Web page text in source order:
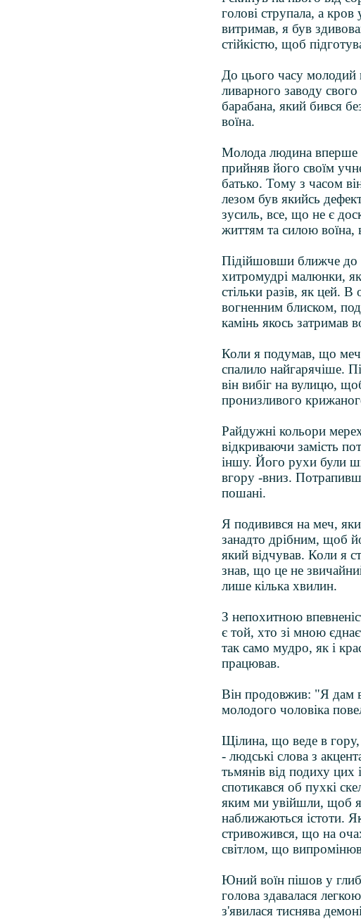
голові струпала, а
витримав, я був
стійкістю, щоб
До цього часу молодий
ливарного заводу
барабана, який бився
воїна.
Молода людина вперше
прийняв його своїм
батько. Тому з часом
лезом був якийсь
зусиль, все, що не є
життям та силою воїна,
Підійшовши ближче до
хитромудрі малюнки,
стільки разів, як цей.
вогненним блиском,
камінь якось затримав
Коли я подумав, що меч
спалило найгарячіше.
він вибіг на вулицю,
пронизливого
Райдужні кольори
відкриваючи замість
іншу. Його рухи були
вгору -вниз.
пошані.
Я подивився на меч,
занадто дрібним, щоб
який відчував. Коли я
знав, що це не
лише кілька хвилин.
З непохитною
є той, хто зі мною
так само мудро, як і
працював.
Він продовжив: "Я дам
молодого чоловіка
Щілина, що веде в гору,
- людські слова з
тьмянів від подиху цих
спотикався об пухкі
яким ми увійшли, щоб я
наближаються істоти.
стривожився, що на
світлом, що
Юний воїн пішов у
голова здавалася
з'явилася тиснява